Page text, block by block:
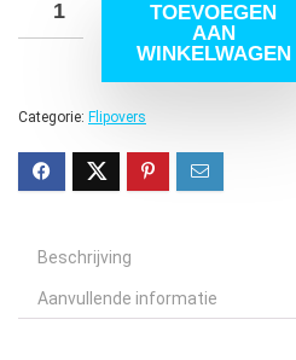
TOEVOEGEN
AAN
WINKELWAGEN
Categorie: Flipovers
Beschrijving
Aanvullende informatie